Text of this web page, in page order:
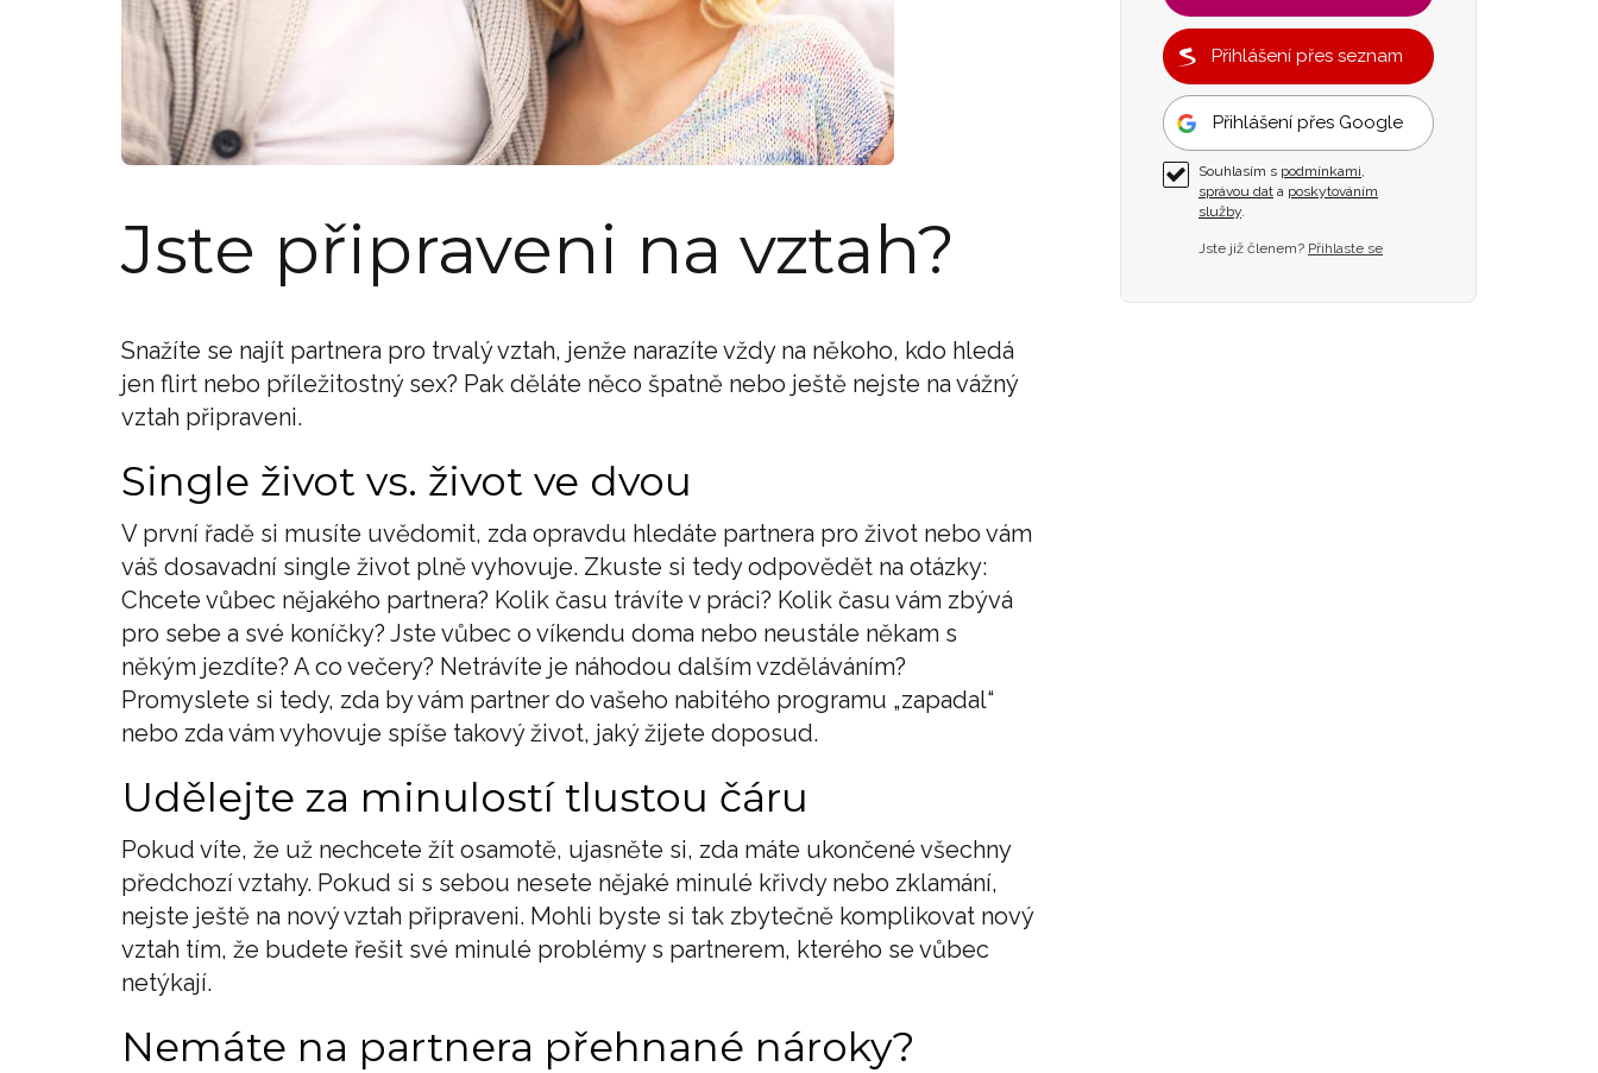
Jste připraveni na vztah?
Snažíte se najít partnera pro trvalý vztah, jenže narazíte vždy na někoho, kdo hledá
jen flirt nebo příležitostný sex? Pak děláte něco špatně nebo ještě nejste na vážný
vztah připraveni.
Single život vs. život ve dvou
V první řadě si musíte uvědomit, zda opravdu hledáte partnera pro život nebo vám
váš dosavadní single život plně vyhovuje. Zkuste si tedy odpovědět na otázky:
Chcete vůbec nějakého partnera? Kolik času trávíte v práci? Kolik času vám zbývá
pro sebe a své koníčky? Jste vůbec o víkendu doma nebo neustále někam s
někým jezdíte? A co večery? Netrávíte je náhodou dalším vzděláváním?
Promyslete si tedy, zda by vám partner do vašeho nabitého programu „zapadal“
nebo zda vám vyhovuje spíše takový život, jaký žijete doposud.
Udělejte za minulostí tlustou čáru
Pokud víte, že už nechcete žít osamotě, ujasněte si, zda máte ukončené všechny
předchozí vztahy. Pokud si s sebou nesete nějaké minulé křivdy nebo zklamání,
nejste ještě na nový vztah připraveni. Mohli byste si tak zbytečně komplikovat nový
vztah tím, že budete řešit své minulé problémy s partnerem, kterého se vůbec
netýkají.
Nemáte na partnera přehnané nároky?
Přihlášení přes seznam
Přihlášení přes Google
Souhlasím s podmínkami,
správou dat a poskytováním
služby.
Jste již členem? Přihlaste se